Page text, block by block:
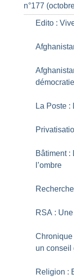
n°177
Edito :
démocratie
La Poste
Bâtiment :
l’ombre
RSA :
un conseil
Religion :